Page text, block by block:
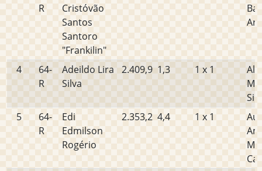
R
Cristóvão
Santos
Santoro
"Frankilin"
4
64-
R
Adeildo Lira
Silva
2.409,9 1,3 1 x 1
5
64-
R
Edi
Edmilson
Rogério
2.353,2 4,4 1 x 1